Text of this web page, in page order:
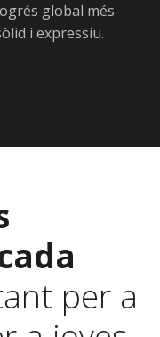
global més
i expressiu.
per a